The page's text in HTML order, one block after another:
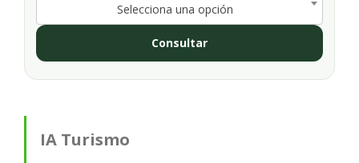
Selecciona una opción
Consultar
IA Turismo